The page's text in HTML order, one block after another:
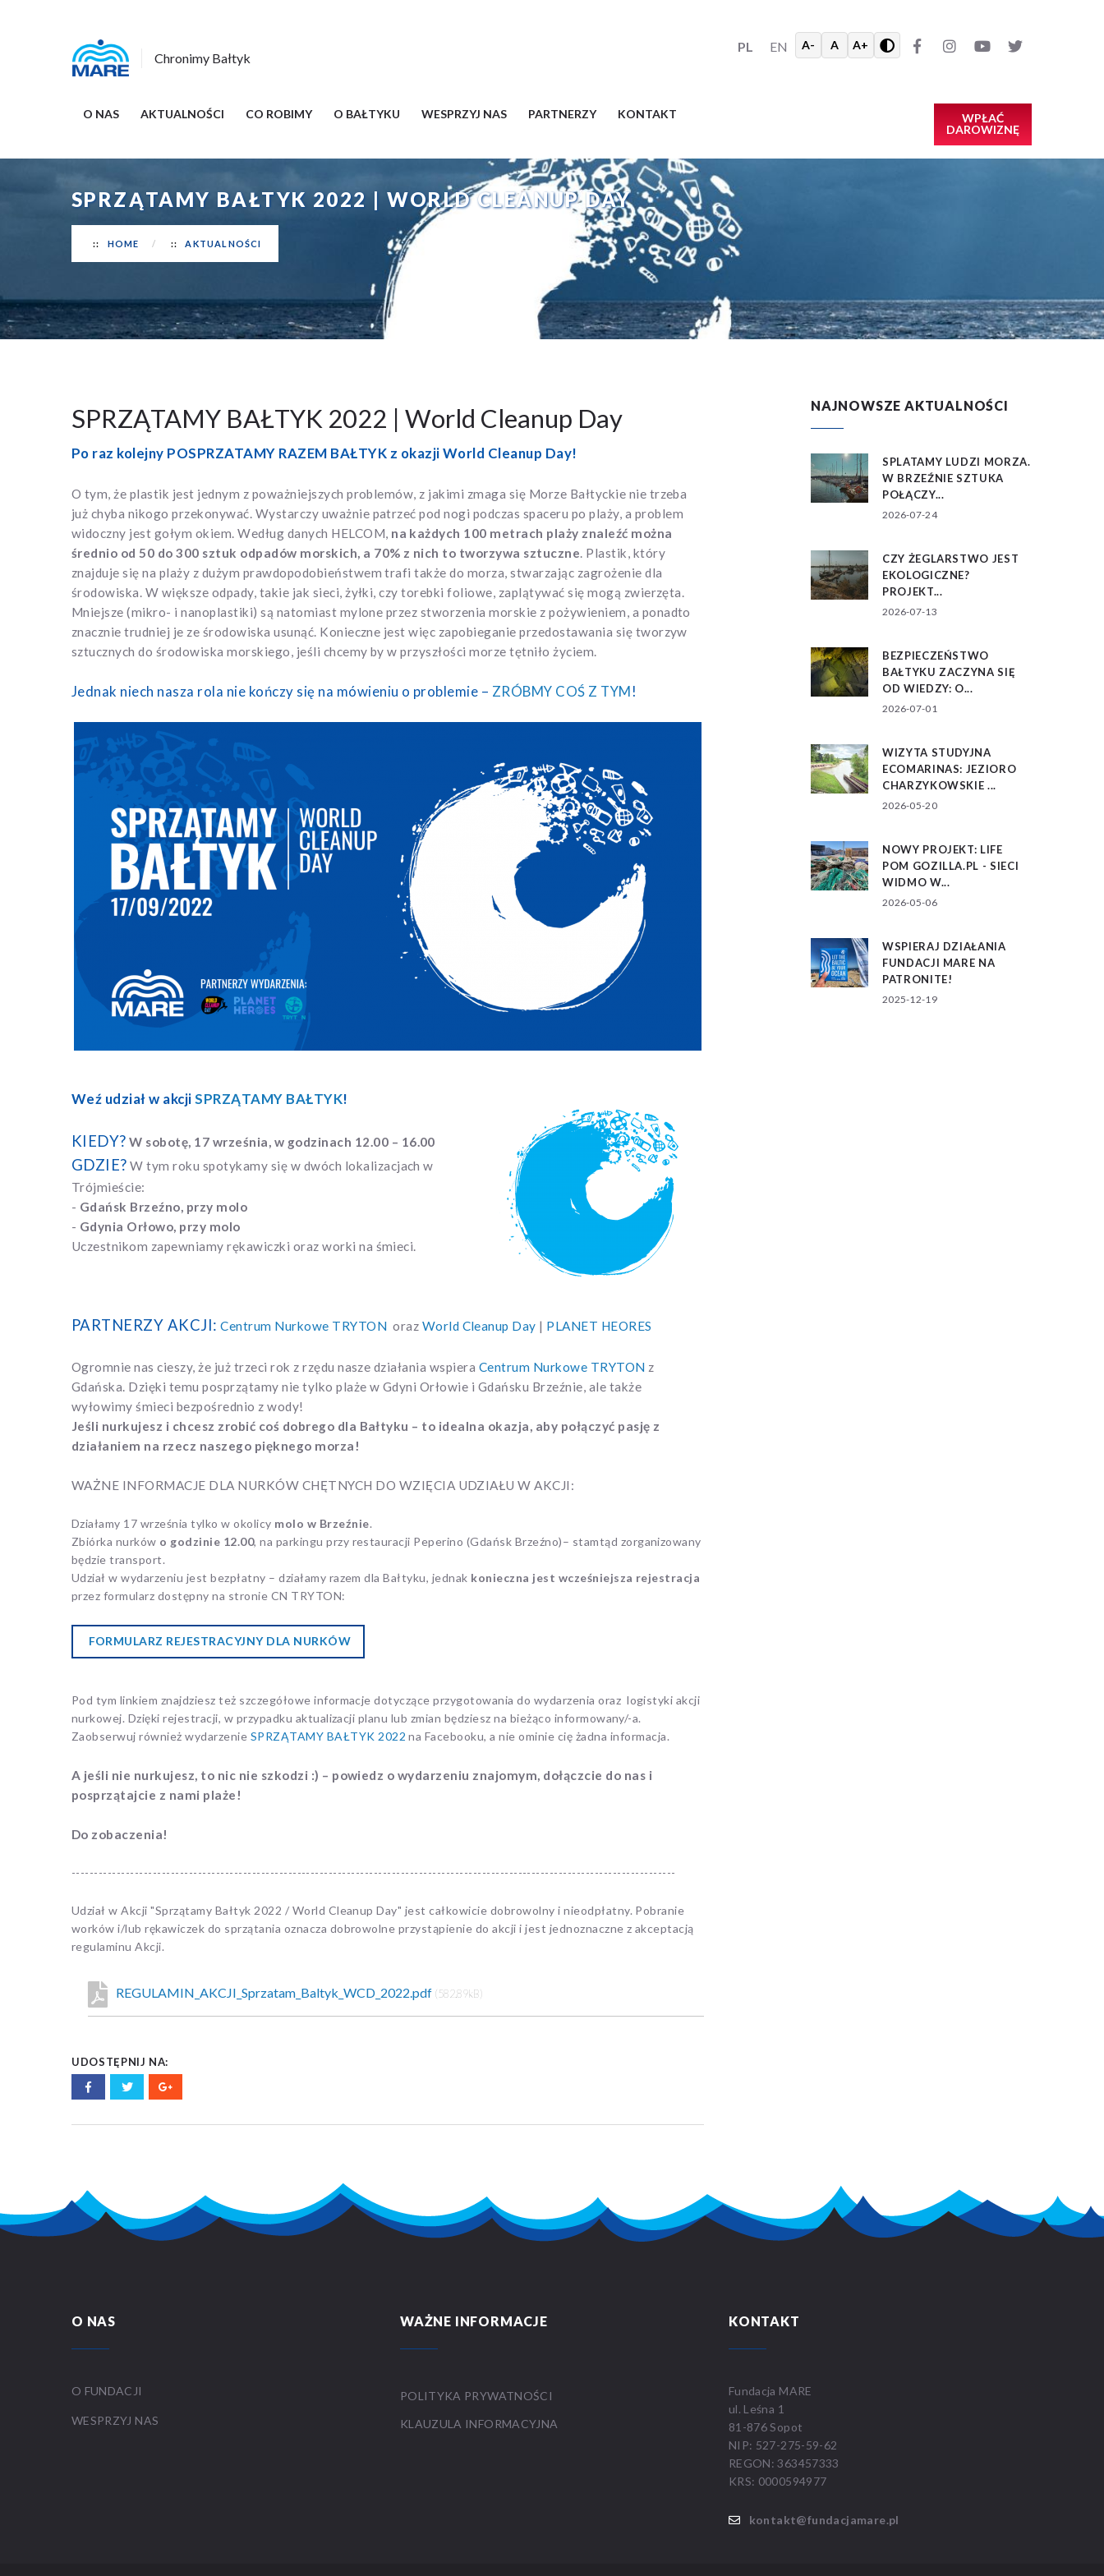
Chronimy Bałtyk
PL EN A- A A+
O NAS AKTUALNOŚCI CO ROBIMY O BAŁTYKU WESPRZYJ NAS PARTNERZY KONTAKT
WPŁAĆ
DAROWIZNĘ
SPRZĄTAMY BAŁTYK 2022 | WORLD CLEANUP DAY
HOME AKTUALNOŚCI
SPRZĄTAMY BAŁTYK 2022 | World Cleanup Day
Po raz kolejny POSPRZATAMY RAZEM BAŁTYK z okazji World Cleanup Day!
O tym, że plastik jest jednym z poważniejszych problemów, z jakimi zmaga się Morze Bałtyckie nie trzeba
już chyba nikogo przekonywać. Wystarczy uważnie patrzeć pod nogi podczas spaceru po plaży, a problem
widoczny jest gołym okiem. Według danych HELCOM, na każdych 100 metrach plaży znaleźć można
średnio od 50 do 300 sztuk odpadów morskich, a 70% z nich to tworzywa sztuczne. Plastik, który
znajduje się na plaży z dużym prawdopodobieństwem trafi także do morza, stwarzając zagrożenie dla
środowiska. W większe odpady, takie jak sieci, żyłki, czy torebki foliowe, zaplątywać się mogą zwierzęta.
Mniejsze (mikro- i nanoplastiki) są natomiast mylone przez stworzenia morskie z pożywieniem, a ponadto
znacznie trudniej je ze środowiska usunąć. Konieczne jest więc zapobieganie przedostawania się tworzyw
sztucznych do środowiska morskiego, jeśli chcemy by w przyszłości morze tętniło życiem.
Jednak niech nasza rola nie kończy się na mówieniu o problemie – ZRÓBMY COŚ Z TYM!
Weź udział w akcjiSPRZĄTAMY BAŁTYK!
KIEDY? W sobotę, 17 września, w godzinach 12.00 – 16.00
GDZIE? W tym roku spotykamy się w dwóch lokalizacjach w
Trójmieście:
- Gdańsk Brzeźno, przy molo
- Gdynia Orłowo, przy molo
Uczestnikom zapewniamy rękawiczki oraz worki na śmieci.
PARTNERZY AKCJI: Centrum Nurkowe TRYTON oraz World Cleanup Day | PLANET HEORES
Ogromnie nas cieszy, że już trzeci rok z rzędu nasze działania wspiera Centrum Nurkowe TRYTON z
Gdańska. Dzięki temu posprzątamy nie tylko plaże w Gdyni Orłowie i Gdańsku Brzeźnie, ale także
wyłowimy śmieci bezpośrednio z wody!
Jeśli nurkujesz i chcesz zrobić coś dobrego dla Bałtyku – to idealna okazja, aby połączyć pasję z
działaniem na rzecz naszego pięknego morza!
WAŻNE INFORMACJE DLA NURKÓW CHĘTNYCH DO WZIĘCIA UDZIAŁU W AKCJI:
Działamy 17 września tylko w okolicy molo w Brzeźnie.
Zbiórka nurków o godzinie 12.00, na parkingu przy restauracji Peperino (Gdańsk Brzeźno)– stamtąd zorganizowany
będzie transport.
Udział w wydarzeniu jest bezpłatny – działamy razem dla Bałtyku, jednak konieczna jest wcześniejsza rejestracja
przez formularz dostępny na stronie CN TRYTON:
FORMULARZ REJESTRACYJNY DLA NURKÓW
Pod tym linkiem znajdziesz też szczegółowe informacje dotyczące przygotowania do wydarzenia oraz logistyki akcji
nurkowej. Dzięki rejestracji, w przypadku aktualizacji planu lub zmian będziesz na bieżąco informowany/-a.
Zaobserwuj również wydarzenie SPRZĄTAMY BAŁTYK 2022 na Facebooku, a nie ominie cię żadna informacja.
A jeśli nie nurkujesz, to nic nie szkodzi :) – powiedz o wydarzeniu znajomym, dołączcie do nas i
posprzątajcie z nami plaże!
Do zobaczenia!
--------------------------------------------------------------------------------------------------------------------------------------
Udział w Akcji "Sprzątamy Bałtyk 2022 / World Cleanup Day" jest całkowicie dobrowolny i nieodpłatny. Pobranie
worków i/lub rękawiczek do sprzątania oznacza dobrowolne przystąpienie do akcji i jest jednoznaczne z akceptacją
regulaminu Akcji.
REGULAMIN_AKCJI_Sprzatam_Baltyk_WCD_2022.pdf (582.89kB)
UDOSTĘPNIJ NA:
NAJNOWSZE AKTUALNOŚCI
SPLATAMY LUDZI MORZA.
W BRZEŹNIE SZTUKA
POŁĄCZY...
2026-07-24
CZY ŻEGLARSTWO JEST
EKOLOGICZNE?
PROJEKT...
2026-07-13
BEZPIECZEŃSTWO
BAŁTYKU ZACZYNA SIĘ
OD WIEDZY: O...
2026-07-01
WIZYTA STUDYJNA
ECOMARINAS: JEZIORO
CHARZYKOWSKIE ...
2026-05-20
NOWY PROJEKT: LIFE
POM GOZILLA.PL - SIECI
WIDMO W...
2026-05-06
WSPIERAJ DZIAŁANIA
FUNDACJI MARE NA
PATRONITE!
2025-12-19
O NAS
O FUNDACJI
WESPRZYJ NAS
WAŻNE INFORMACJE
POLITYKA PRYWATNOŚCI
KLAUZULA INFORMACYJNA
KONTAKT
Fundacja MARE
ul. Leśna 1
81-876 Sopot
NIP: 527-275-59-62
REGON: 363457333
KRS: 0000594977
kontakt@fundacjamare.pl